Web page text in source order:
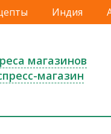
Индия
магазинов
магазин